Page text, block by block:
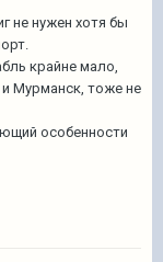
не нужен хотя бы
крайне мало,
Мурманск, тоже не
особенности